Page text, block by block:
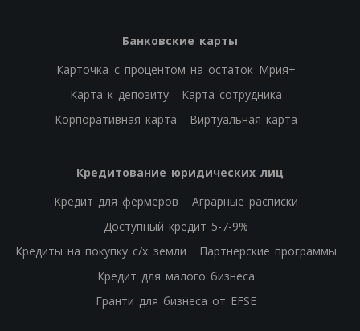
Банковские карты
Карточка с процентом на остаток Мрия+
Карта к депозиту
Карта сотрудника
Корпоративная карта
Виртуальная карта
Кредитование юридических лиц
Кредит для фермеров
Аграрные расписки
Доступный кредит 5-7-9%
Кредиты на покупку с/х земли
Партнерские программы
Кредит для малого бизнеса
Гранти для бизнеса от EFSE